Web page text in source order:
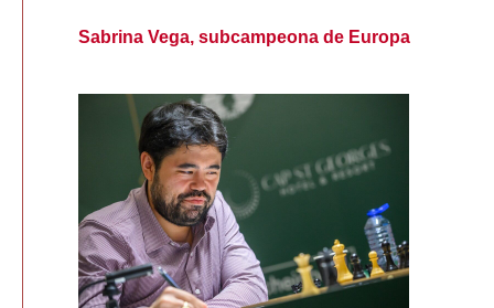
Sabrina Vega, subcampeona de Europa